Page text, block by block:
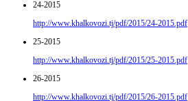
24-2015
http://www.khalkovozi.tj/pdf/2015/24-2015.pdf
25-2015
http://www.khalkovozi.tj/pdf/2015/25-2015.pdf
26-2015
http://www.khalkovozi.tj/pdf/2015/26-2015.pdf